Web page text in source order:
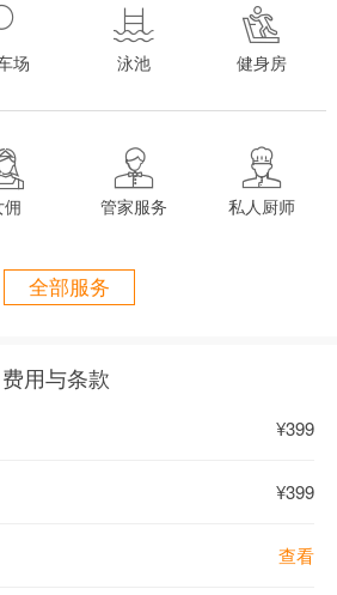
私人厨师将非常乐意为您烹饪美食或即兴
墅自己的蔬果园可提供新鲜的蔬菜水果。
of Nathon） 约10分钟
享有泳池景观
相应罚款
场

泳池

健身房
佣

管家服务

私人厨师
全部服务
费用与条款
¥399
¥399
查看